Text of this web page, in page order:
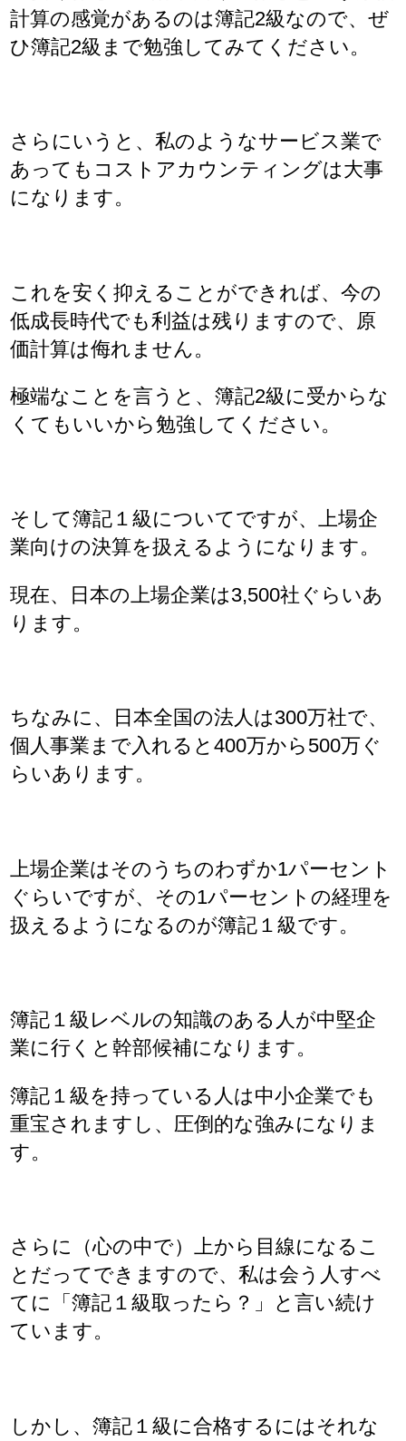
計算の感覚があるのは簿記2級なので、ぜ
ひ簿記2級まで勉強してみてください。
さらにいうと、私のようなサービス業で
あってもコストアカウンティングは大事
になります。
これを安く抑えることができれば、今の
低成長時代でも利益は残りますので、原
価計算は侮れません。
極端なことを言うと、簿記2級に受からな
くてもいいから勉強してください。
そして簿記１級についてですが、上場企
業向けの決算を扱えるようになります。
現在、日本の上場企業は3,500社ぐらいあ
ります。
ちなみに、日本全国の法人は300万社で、
個人事業まで入れると400万から500万ぐ
らいあります。
上場企業はそのうちのわずか1パーセント
ぐらいですが、その1パーセントの経理を
扱えるようになるのが簿記１級です。
簿記１級レベルの知識のある人が中堅企
業に行くと幹部候補になります。
簿記１級を持っている人は中小企業でも
重宝されますし、圧倒的な強みになりま
す。
さらに（心の中で）上から目線になるこ
とだってできますので、私は会う人すべ
てに「簿記１級取ったら？」と言い続け
ています。
しかし、簿記１級に合格するにはそれな